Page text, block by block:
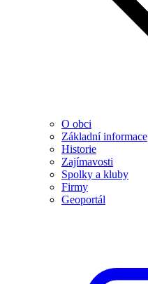
O obci
Základní informace
Historie
Zajímavosti
Spolky a kluby
Firmy
Geoportál